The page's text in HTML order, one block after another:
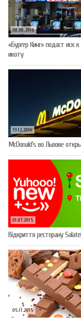
08.08.2016
«Бургер Кинг» подаст иск
икоту
19.12.2016
McDonald’s во Львове
01.07.2015
Відкриття ресторану
05.11.2015